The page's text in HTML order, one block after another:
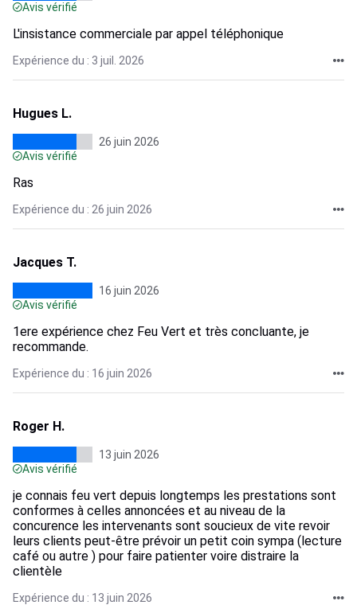
Avis vérifié
L'insistance commerciale par appel téléphonique
Expérience du : 3 juil. 2026
Hugues L.
26 juin 2026
Avis vérifié
Ras
Expérience du : 26 juin 2026
Jacques T.
16 juin 2026
Avis vérifié
1ere expérience chez Feu Vert et très concluante, je
recommande.
Expérience du : 16 juin 2026
Roger H.
13 juin 2026
Avis vérifié
je connais feu vert depuis longtemps les prestations sont
conformes à celles annoncées et au niveau de la
concurence les intervenants sont soucieux de vite revoir
leurs clients peut-être prévoir un petit coin sympa (lecture
café ou autre ) pour faire patienter voire distraire la
clientèle
Expérience du : 13 juin 2026